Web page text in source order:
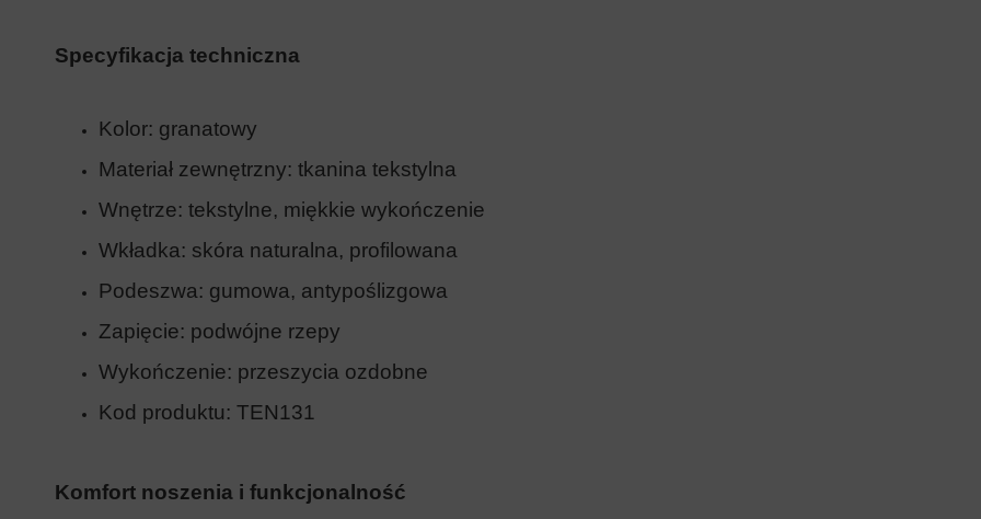
Specyfikacja techniczna
Kolor: granatowy
Materiał zewnętrzny: tkanina tekstylna
Wnętrze: tekstylne, miękkie wykończenie
Wkładka: skóra naturalna, profilowana
Podeszwa: gumowa, antypoślizgowa
Zapięcie: podwójne rzepy
Wykończenie: przeszycia ozdobne
Kod produktu: TEN131
Komfort noszenia i funkcjonalność